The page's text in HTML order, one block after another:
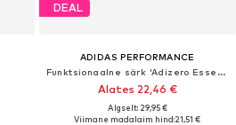
DEAL
ADIDAS PERFORMANCE
Funktsionaalne särk 'Adizero Essentials'
Alates 22,46 €
Algselt: 29,95 €
Viimane madalaim hind:21,51 €